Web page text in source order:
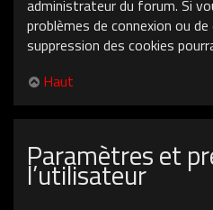
administrateur du forum. Si
problèmes de connexion ou
suppression des cookies
Haut
Paramètres et
l’utilisateur